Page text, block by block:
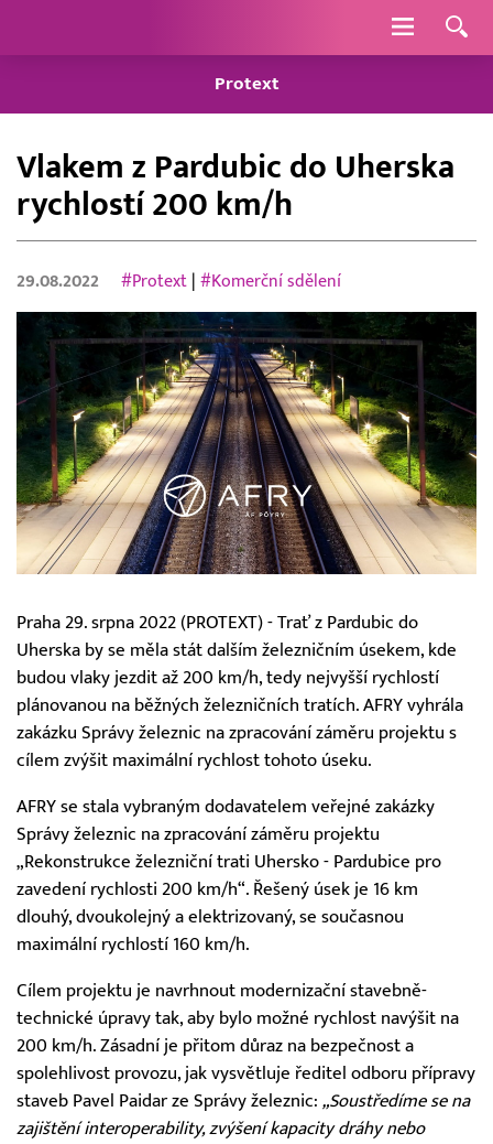
Navigace
Protext
Vlakem z Pardubic do Uherska
rychlostí 200 km/h
29.08.2022 #Protext |#Komerční sdělení
Praha 29. srpna 2022 (PROTEXT) - Trať z Pardubic do
Uherska by se měla stát dalším železničním úsekem, kde
budou vlaky jezdit až 200 km/h, tedy nejvyšší rychlostí
plánovanou na běžných železničních tratích. AFRY vyhrála
zakázku Správy železnic na zpracování záměru projektu s
cílem zvýšit maximální rychlost tohoto úseku.
AFRY se stala vybraným dodavatelem veřejné zakázky
Správy železnic na zpracování záměru projektu
„Rekonstrukce železniční trati Uhersko - Pardubice pro
zavedení rychlosti 200 km/h“. Řešený úsek je 16 km
dlouhý, dvoukolejný a elektrizovaný, se současnou
maximální rychlostí 160 km/h.
Cílem projektu je navrhnout modernizační stavebně-
technické úpravy tak, aby bylo možné rychlost navýšit na
200 km/h. Zásadní je přitom důraz na bezpečnost a
spolehlivost provozu, jak vysvětluje ředitel odboru přípravy
staveb Pavel Paidar ze Správy železnic: „Soustředíme se na
zajištění interoperability, zvýšení kapacity dráhy nebo